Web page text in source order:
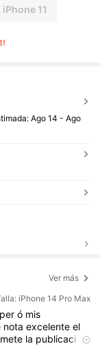
iPhone 11
Ago 14 - Ago
Ver más
iPhone 14 Pro Max
ó mis
notaexcelenteel
la publicaci ó